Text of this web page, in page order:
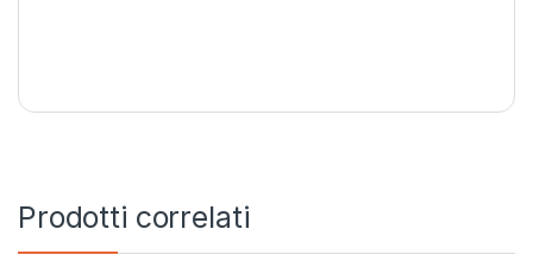
Prodotti correlati